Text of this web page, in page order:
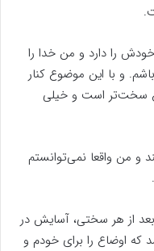
را دارد و من خدا را
و با این موضوع کنار
سخت‌تر است و خیلی
و من واقعا نمی‌توانستم
از هر سختی، آسایش در
اوضاع را برای خودم و